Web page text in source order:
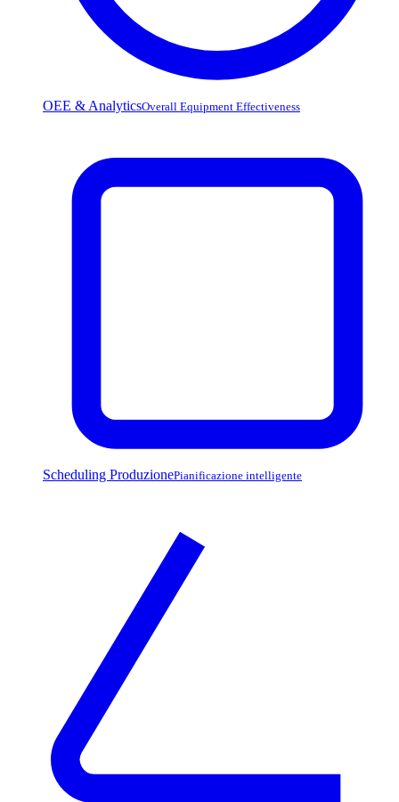
OEE & AnalyticsOverall Equipment Effectiveness
Scheduling ProduzionePianificazione intelligente